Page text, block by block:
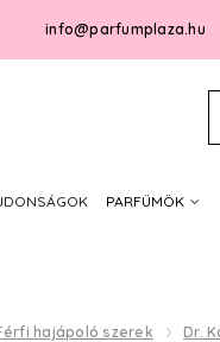
info@parfumplaza.hu
PARFÜMÖK
hajápoló szerek Dr.